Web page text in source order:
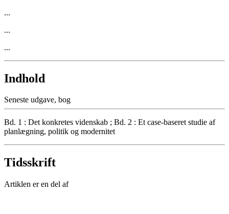
...
...
...
Indhold
Seneste udgave, bog
Bd. 1 : Det konkretes videnskab ; Bd. 2 : Et case-baseret studie af
planlægning, politik og modernitet
Tidsskrift
Artiklen er en del af